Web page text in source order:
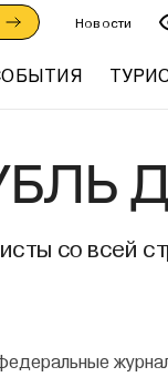
Новости
со всей